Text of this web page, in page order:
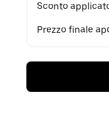
Sconto
Prezzo finale